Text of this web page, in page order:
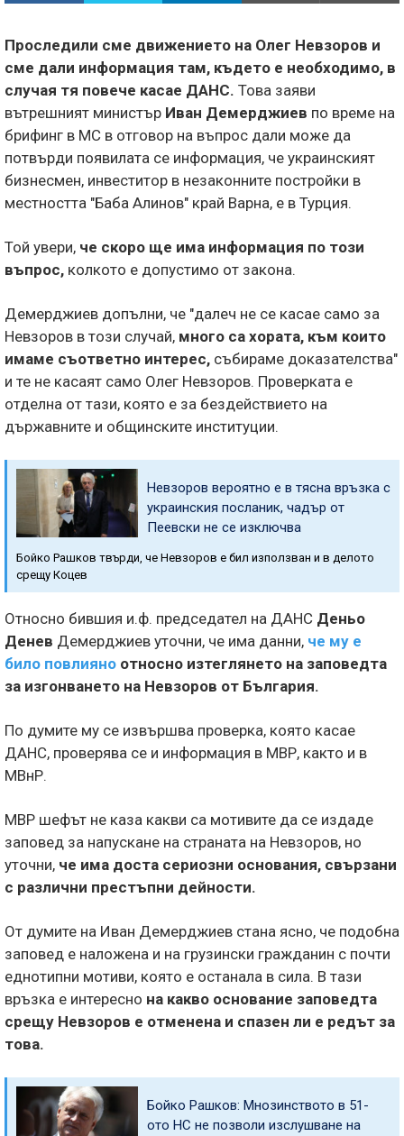
Проследили сме движението на Олег Невзоров и
сме дали информация там, където е необходимо, в
случая тя повече касае ДАНС. Това заяви
вътрешният министър Иван Демерджиев по време на
брифинг в МС в отговор на въпрос дали може да
потвърди появилата се информация, че украинският
бизнесмен, инвеститор в незаконните постройки в
местността "Баба Алинов" край Варна, е в Турция.
Той увери, че скоро ще има информация по този
въпрос, колкото е допустимо от закона.
Демерджиев допълни, че "далеч не се касае само за
Невзоров в този случай, много са хората, към които
имаме съответно интерес, събираме доказателства"
и те не касаят само Олег Невзоров. Проверката е
отделна от тази, която е за бездействието на
държавните и общинските институции.
Невзоров вероятно е в тясна връзка с
украинския посланик, чадър от
Пеевски не се изключва
Бойко Рашков твърди, че Невзоров е бил използван и в делото
срещу Коцев
Относно бившия и.ф. председател на ДАНС Деньо
Денев Демерджиев уточни, че има данни, че му е
било повлияно относно изтеглянето на заповедта
за изгонването на Невзоров от България.
По думите му се извършва проверка, която касае
ДАНС, проверява се и информация в МВР, както и в
МВнР.
МВР шефът не каза какви са мотивите да се издаде
заповед за напускане на страната на Невзоров, но
уточни, че има доста сериозни основания, свързани
с различни престъпни дейности.
От думите на Иван Демерджиев стана ясно, че подобна
заповед е наложена и на грузински гражданин с почти
еднотипни мотиви, която е останала в сила. В тази
връзка е интересно на какво основание заповедта
срещу Невзоров е отменена и спазен ли е редът за
това.
Бойко Рашков: Мнозинството в 51-
ото НС не позволи изслушване на